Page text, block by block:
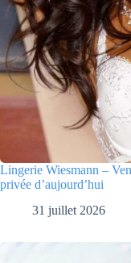
Lingerie Wiesmann –
privée d’aujourd’hui
31 juillet 2026